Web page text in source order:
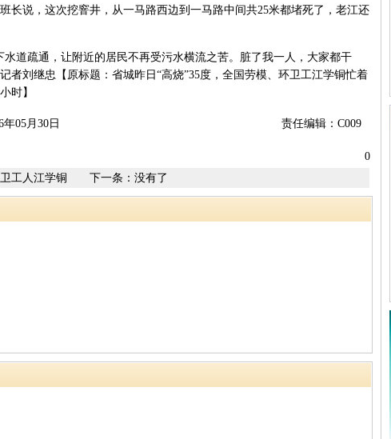
说，这次挖窨井，从一马路西边到一马路中间共25米都堵死了，老江还
疏通，让附近的居民不再受污水横流之苦。脏了我一人，大家都干
者刘继忠【原标题：省城昨日“高烧”35度，全国劳模、环卫工江学铜忙着
时】
责任编辑：C009
05月30日
0
下一条：没有了
工人江学铜